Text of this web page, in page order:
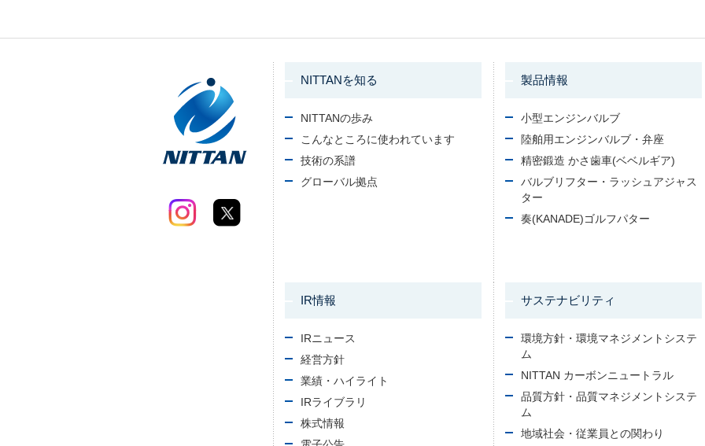
NITTANを知る
NITTANの歩み
こんなところに使われています
技術の系譜
グローバル拠点
製品情報
小型エンジンバルブ
陸舶用エンジンバルブ・弁座
精密鍛造 かさ歯車(ベベルギア)
バルブリフター・ラッシュアジャス
ター
奏(KANADE)ゴルフパター
IR情報
IRニュース
経営方針
業績・ハイライト
IRライブラリ
株式情報
サステナビリティ
環境方針・環境マネジメントシステ
ム
NITTAN カーボンニュートラル
品質方針・品質マネジメントシステ
ム
地域社会・従業員との関わり